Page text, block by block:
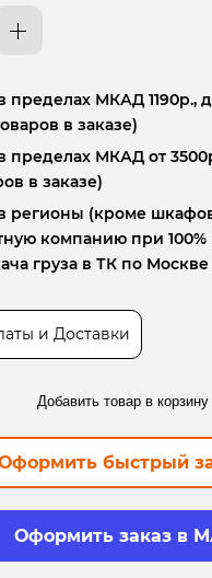
пределах МКАД 1190р.,
в заказе)
пределах МКАД от
в заказе)
регионы (кроме
компанию при 100%
груза в ТК по Москве
и Доставки
Добавить товар в корзину
быстрый
Оформить заказ в